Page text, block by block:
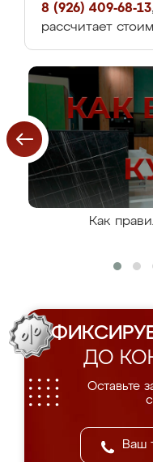
8 (926) 409-68-13
рассчитает
Как
ДО
Оставьте